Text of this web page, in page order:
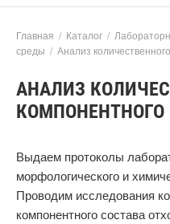
Главная / Каталог /
среды / Анализ
АНАЛИЗ
КОМПОНЕНТНОГО
Выдаем протоколы
морфологического и
Проводим исследования
компонентного состава